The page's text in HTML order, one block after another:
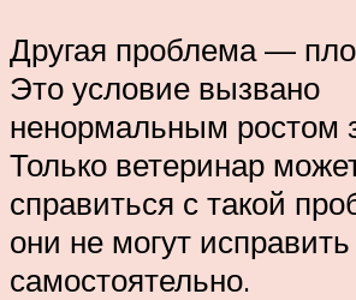
Другая проблема —
Это условие вызвано
ненормальным ростом
Только ветеринар
справиться с такой
они не могут исправить
самостоятельно.